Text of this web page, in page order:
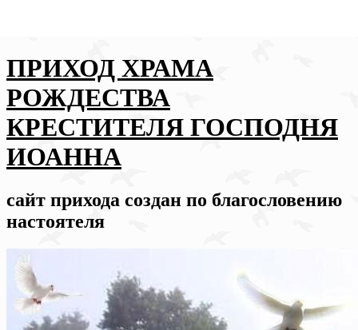
ПРИХОД ХРАМА
РОЖДЕСТВА
КРЕСТИТЕЛЯ ГОСПОДНЯ
ИОАННА
сайт прихода создан по благословению
настоятеля